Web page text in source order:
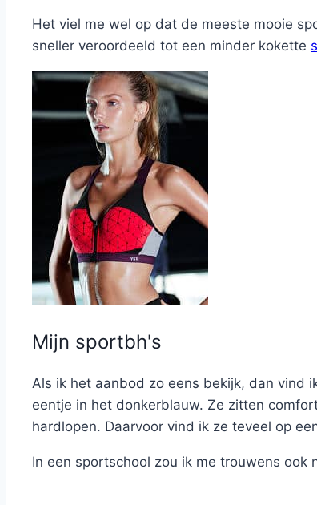
Het viel me wel op dat de meeste mooie
sneller veroordeeld tot een minder kokette
Mijn sportbh's
Als ik het aanbod zo eens bekijk, dan vind
eentje in het donkerblauw. Ze zitten
hardlopen. Daarvoor vind ik ze teveel op
In een sportschool zou ik me trouwens